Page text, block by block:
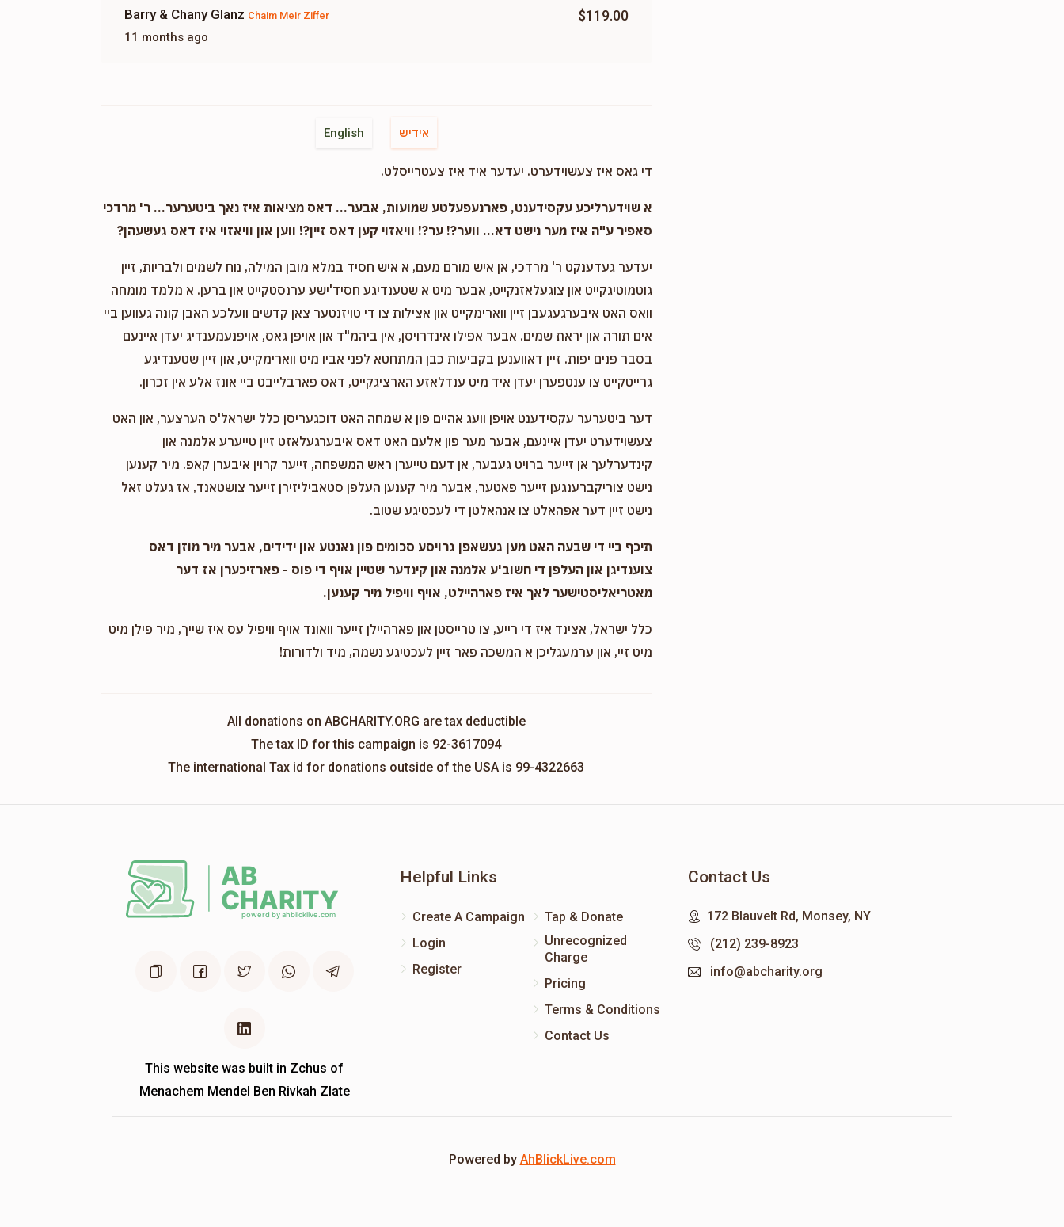
Barry & Chany Glanz Chaim Meir Ziffer
11 months ago
$119.00
English אידיש
די גאס איז צעשוידערט. יעדער איד איז צעטרייסלט.
א שוידערליכע עקסידענט, פארנעפעלטע שמועות, אבער... דאס מציאות איז נאך ביטערער... ר' מרדכי
סאפיר ע"ה איז מער נישט דא... ווער?! ער?! וויאזוי קען דאס זיין?! ווען און וויאזוי איז דאס געשעהן?
יעדער געדענקט ר' מרדכי, אן איש מורם מעם, א איש חסיד במלא מובן המילה, נוח לשמים ולבריות, זיין
גוטמוטיגקייט און צוגעלאזנקייט, אבער מיט א שטענדיגע חסיד'ישע ערנסטקייט און ברען. א מלמד מומחה
וואס האט איבערגעגעבן זיין ווארימקייט און אצילות צו די טויזנטער צאן קדשים וועלכע האבן קונה געווען ביי
אים תורה און יראת שמים. אבער אפילו אינדרויסן, אין ביהמ"ד און אויפן גאס, אויפנעמענדיג יעדן איינעם
בסבר פנים יפות. זיין דאווענען בקביעות כבן המתחטא לפני אביו מיט ווארימקייט, און זיין שטענדיגע
גרייטקייט צו ענטפערן יעדן איד מיט ענדלאזע הארציגקייט, דאס פארבלייבט ביי אונז אלע אין זכרון.
דער ביטערער עקסידענט אויפן וועג אהיים פון א שמחה האט דוכגעריסן כלל ישראל'ס הערצער, און האט
צעשוידערט יעדן איינעם, אבער מער פון אלעם האט דאס איבערגעלאזט זיין טייערע אלמנה און
קינדערלעך אן זייער ברויט געבער, אן דעם טייערן ראש המשפחה, זייער קרוין איבערן קאפ. מיר קענען
נישט צוריקברענגען זייער פאטער, אבער מיר קענען העלפן סטאביליזירן זייער צושטאנד, אז געלט זאל
נישט זיין דער אפהאלט צו אנהאלטן די לעכטיגע שטוב.
תיכף ביי די שבעה האט מען געשאפן גרויסע סכומים פון נאנטע און ידידים, אבער מיר מוזן דאס
צוענדיגן און העלפן די חשוב'ע אלמנה און קינדער שטיין אויף די פוס - פארזיכערן אז דער
מאטריאליסטישער לאך איז פארהיילט, אויף וויפיל מיר קענען.
כלל ישראל, אצינד איז די רייע, צו טרייסטן און פארהיילן זייער וואונד אויף וויפיל עס איז שייך, מיר פילן מיט
מיט זיי, און ערמעגליכן א המשכה פאר זיין לעכטיגע נשמה, מיד ולדורות!
All donations on ABCHARITY.ORG are tax deductible
The tax ID for this campaign is 92-3617094
The international Tax id for donations outside of the USA is 99-4322663
This website was built in Zchus of
Menachem Mendel Ben Rivkah Zlate
Helpful Links
Create A Campaign
Login
Register
Tap & Donate
Unrecognized
Charge
Pricing
Terms & Conditions
Contact Us
Contact Us
172 Blauvelt Rd, Monsey, NY
(212) 239-8923
info@abcharity.org
Powered by AhBlickLive.com